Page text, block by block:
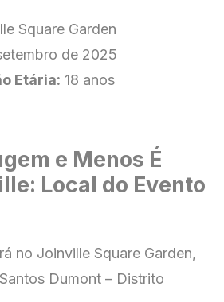
Square Garden
de 2025
Etária: 18 anos
e Menos É
Local do Evento
no Joinville Square Garden,
Dumont – Distrito